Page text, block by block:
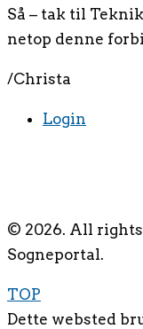
Så – tak til
netop denne
/Christa
Login
© 2026. All
Sogneportal.
TOP
Dette websted